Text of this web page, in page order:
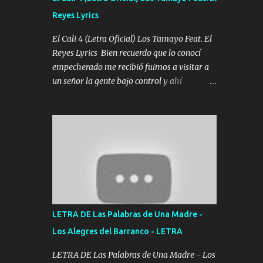
agarrar el vuelo y la mente y tranquilizando
Tomense un buen trago Y así es como
empezamos los versos que voy cantando
(Music) A vido alta y bajas La carreta se
atora Pero nunca le aflojamos Ya me han
pasado cosas Y aunque ustedes no sepan
es...
Reyes Lyrics
El Cali 4 (Letra Oficial) Los Tamayo Feat. El
Reyes Lyrics Bien recuerdo que lo conocí
empecherado me recibió fuimos a visitar a
un señor la gente bajo control y ahí
reglas no secuestr0 no r0bar De La C giró la
orden nos comanda el doble P bien firmes
con Alto PRIETO y la camisa es color Verde y
peleam0s la Bandera por todita a la ciudad
con los drones patrullando la Frontera De
blancas ya hace falta mi APA FLACO verde
se le extraña pa que sepan Aquí Pura GENTE
LETRA DE Las Palabras de Una Madre -
Los Alegres del Barranco - LETRA
LETRA DE Las Palabras de Una Madre - Los